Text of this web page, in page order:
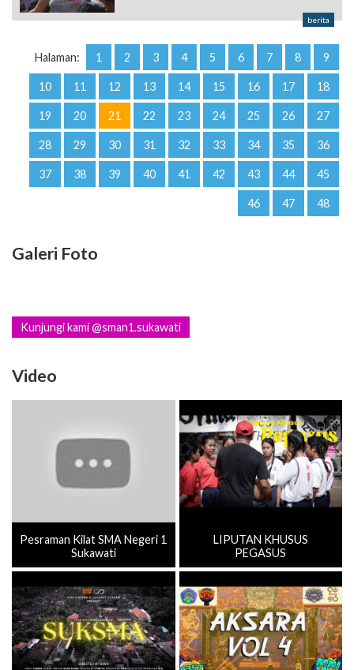
berita
Halaman: 1 2 3 4 5 6 7 8 9
10 11 12 13 14 15 16 17 18
19 20 21 22 23 24 25 26 27
28 29 30 31 32 33 34 35 36
37 38 39 40 41 42 43 44 45
46 47 48
Galeri Foto
Kunjungi kami @sman1.sukawati
Video
Pesraman Kilat SMA Negeri 1
Sukawati
LIPUTAN KHUSUS
PEGASUS